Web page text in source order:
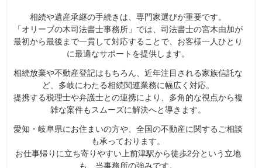
相続や遺産承継の手続きは、専門家選びが重要です。
「オリーブの木司法書士事務所」では、司法書士の宮木由加が
最初から最後まで一貫して対応することで、お客様一人ひとり
に最適なサポートを提供します。
相続放棄や不動産登記はもちろん、近年注目される家族信託な
ど、多岐にわたる相続関連業務に幅広く対応。
提携する税理士や弁護士との連携により、多角的な視点から複
雑な案件もスムーズに解決へと導きます。
愛知・岐阜県にお住まいの方や、全国の不動産に関するご相談
も承っております。
お仕事帰りに立ち寄りやすい上前津駅から徒歩2分という立地
も、当事務所の強みです。